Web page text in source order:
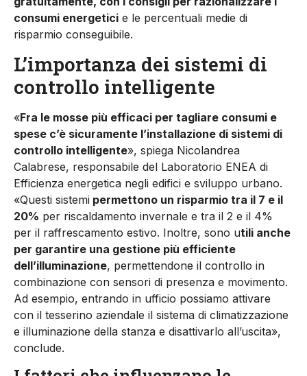
consumi energetici e le percentuali medie di
risparmio conseguibile.
L’importanza dei sistemi di
controllo intelligente
«Fra le mosse più efficaci per tagliare consumi e
spese c’è sicuramente l’installazione di sistemi di
controllo intelligente», spiega Nicolandrea
Calabrese, responsabile del Laboratorio ENEA di
Efficienza energetica negli edifici e sviluppo urbano.
«Questi sistemi permettono un risparmio tra il 7 e il
20% per riscaldamento invernale e tra il 2 e il 4%
per il raffrescamento estivo. Inoltre, sono utili anche
per garantire una gestione più efficiente
dell’illuminazione, permettendone il controllo in
combinazione con sensori di presenza e movimento.
Ad esempio, entrando in ufficio possiamo attivare
con il tesserino aziendale il sistema di climatizzazione
e illuminazione della stanza e disattivarlo all’uscita»,
conclude.